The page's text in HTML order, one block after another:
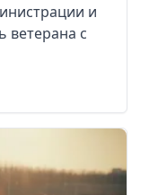
и
ветерана с